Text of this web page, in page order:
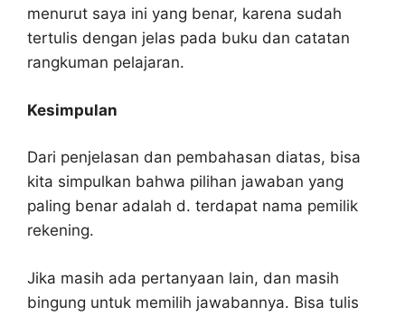
menurut saya ini yang benar, karena sudah
tertulis dengan jelas pada buku dan catatan
rangkuman pelajaran.
Kesimpulan
Dari penjelasan dan pembahasan diatas, bisa
kita simpulkan bahwa pilihan jawaban yang
paling benar adalah d. terdapat nama pemilik
rekening.
Jika masih ada pertanyaan lain, dan masih
bingung untuk memilih jawabannya. Bisa tulis